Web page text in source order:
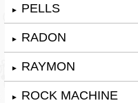
► PELLS
► RADON
► RAYMON
► ROCK MACHINE